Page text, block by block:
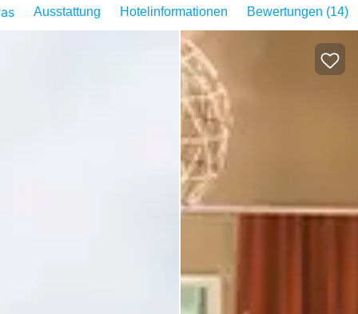
Ausstattung Hotelinformationen Bewertungen (14)